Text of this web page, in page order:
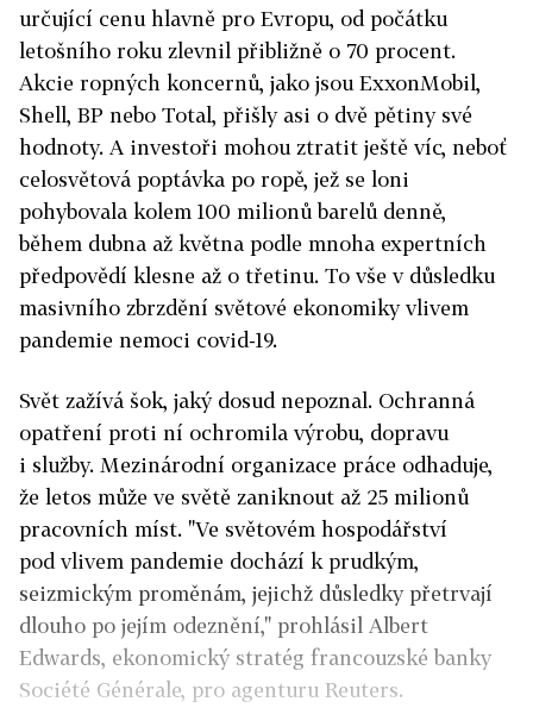
určující cenu hlavně pro Evropu, od počátku
letošního roku zlevnil přibližně o 70 procent.
Akcie ropných koncernů, jako jsou ExxonMobil,
Shell, BP nebo Total, přišly asi o dvě pětiny své
hodnoty. A investoři mohou ztratit ještě víc, neboť
celosvětová poptávka po ropě, jež se loni
pohybovala kolem 100 milionů barelů denně,
během dubna až května podle mnoha expertních
předpovědí klesne až o třetinu. To vše v důsledku
masivního zbrzdění světové ekonomiky vlivem
pandemie nemoci covid-19.
Svět zažívá šok, jaký dosud nepoznal. Ochranná
opatření proti ní ochromila výrobu, dopravu
i služby. Mezinárodní organizace práce odhaduje,
že letos může ve světě zaniknout až 25 milionů
pracovních míst. "Ve světovém hospodářství
pod vlivem pandemie dochází k prudkým,
seizmickým proměnám, jejichž důsledky přetrvají
dlouho po jejím odeznění," prohlásil Albert
Edwards, ekonomický stratég francouzské banky
Société Générale, pro agenturu Reuters.